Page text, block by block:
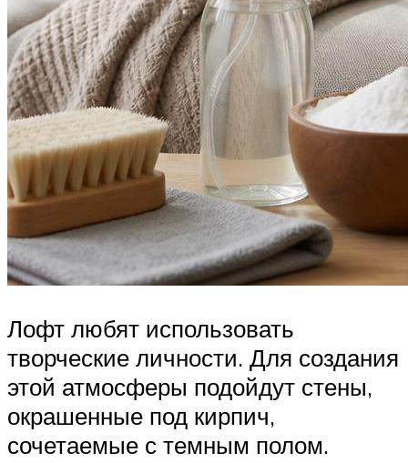
Лофт любят использовать
творческие личности. Для создания
этой атмосферы подойдут стены,
окрашенные под кирпич,
сочетаемые с темным полом.